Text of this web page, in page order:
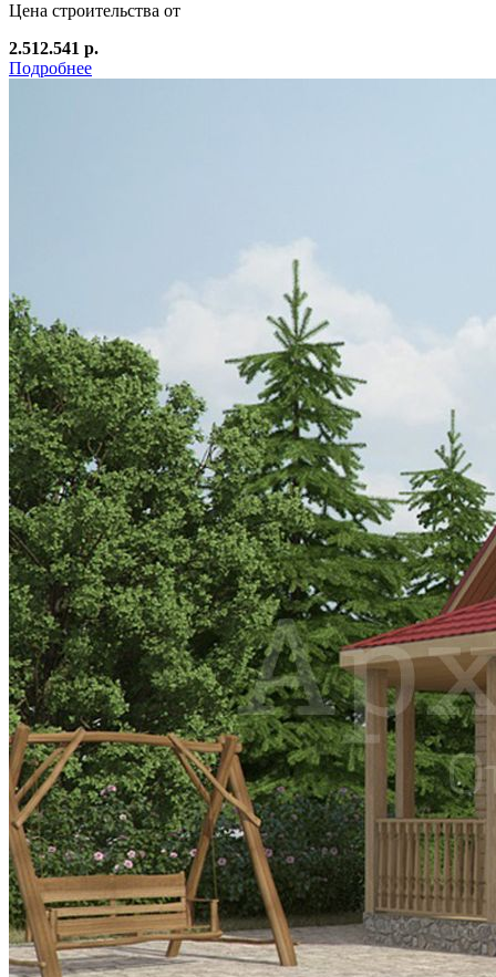
Цена строительства от
2.512.541 р.
Подробнее